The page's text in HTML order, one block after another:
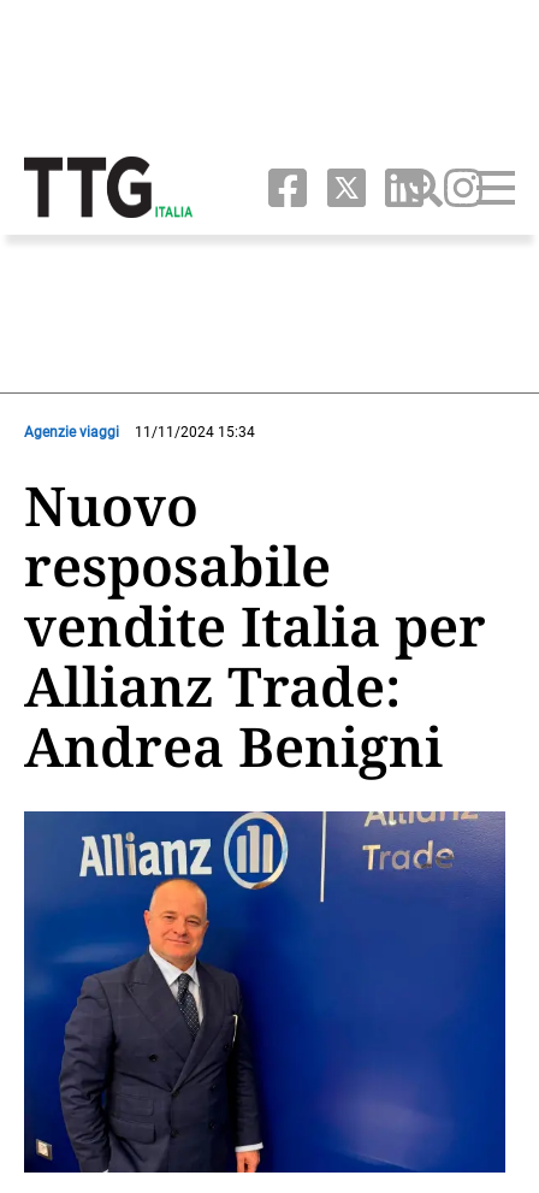
Agenzie viaggi 11/11/2024 15:34
Nuovo
resposabile
vendite Italia per
Allianz Trade:
Andrea Benigni